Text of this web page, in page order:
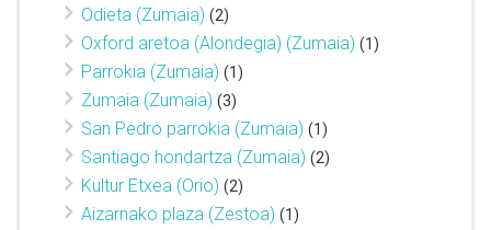
Odieta (Zumaia) (2)
Oxford aretoa (Alondegia) (Zumaia) (1)
Parrokia (Zumaia) (1)
Zumaia (Zumaia) (3)
San Pedro parrokia (Zumaia) (1)
Santiago hondartza (Zumaia) (2)
Kultur Etxea (Orio) (2)
Aizarnako plaza (Zestoa) (1)